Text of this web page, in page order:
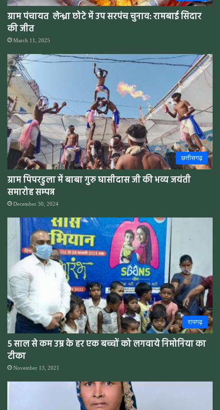
ग्राम पंचायत लेन्ध्रा छोटे में उप सरपंच चुनाव: रामबाई सिदार
की जीत
March 11, 2025
छत्तीसगढ़
ग्राम पिपरडुला में बाबा गुरु घासीदास जी की भव्य जयंती
समारोह सम्पन्न
December 30, 2024
रायगढ़
5 साल से कम उम्र के हर एक बच्चों को लगवाये निमोनिया का
टीका
November 13, 2021